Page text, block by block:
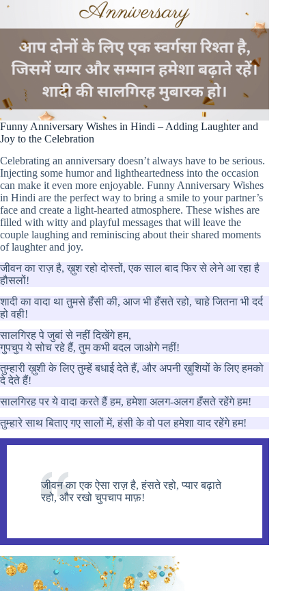
Funny Anniversary Wishes in Hindi – Adding Laughter and
Joy to the Celebration
Celebrating an anniversary doesn’t always have to be serious.
Injecting some humor and lightheartedness into the occasion
can make it even more enjoyable. Funny Anniversary Wishes
in Hindi are the perfect way to bring a smile to your partner’s
face and create a light-hearted atmosphere. These wishes are
filled with witty and playful messages that will leave the
couple laughing and reminiscing about their shared moments
of laughter and joy.
जीवन का राज़ है, ख़ुश रहो दोस्तों, एक साल बाद फिर से लेने आ रहा है
हौसलों!
शादी का वादा था तुमसे हँसी की, आज भी हँसते रहो, चाहे जितना भी दर्द
हो वही!
सालगिरह पे जुबां से नहीं दिखेंगे हम,
गुपचुप ये सोच रहे हैं, तुम कभी बदल जाओगे नहीं!
तुम्हारी ख़ुशी के लिए तुम्हें बधाई देते हैं, और अपनी ख़ुशियों के लिए हमको
दे देते हैं!
सालगिरह पर ये वादा करते हैं हम, हमेशा अलग-अलग हँसते रहेंगे हम!
तुम्हारे साथ बिताए गए सालों में, हंसी के वो पल हमेशा याद रहेंगे हम!
जीवन का एक ऐसा राज़ है, हंसते रहो, प्यार बढ़ाते
रहो, और रखो चुपचाप माफ़!